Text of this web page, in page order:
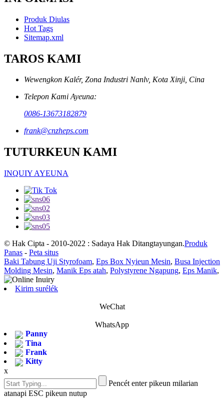
Produk Diulas
Hot Tags
Sitemap.xml
TAROS KAMI
Wewengkon Kalér, Zona Industri Nanlv, Kota Xinji, Cina
Telepon Kami Ayeuna:
0086-13673182879
frank@cnzheps.com
TUTURKEUN KAMI
INQUIY AYEUNA
© Hak Cipta - 2010-2022 : Sadaya Hak Ditangtayungan.Produk
Panas - Peta situs
Baki Tabung Uji Styrofoam, Eps Box Nyieun Mesin, Busa Injection
Molding Mesin, Manik Eps atah, Polystyrene Ngapung, Eps Manik,
Kirim surélék
WeChat
WhatsApp
Panny
Tina
Frank
Kitty
x
Pencét enter pikeun milarian
atanapi ESC pikeun nutup